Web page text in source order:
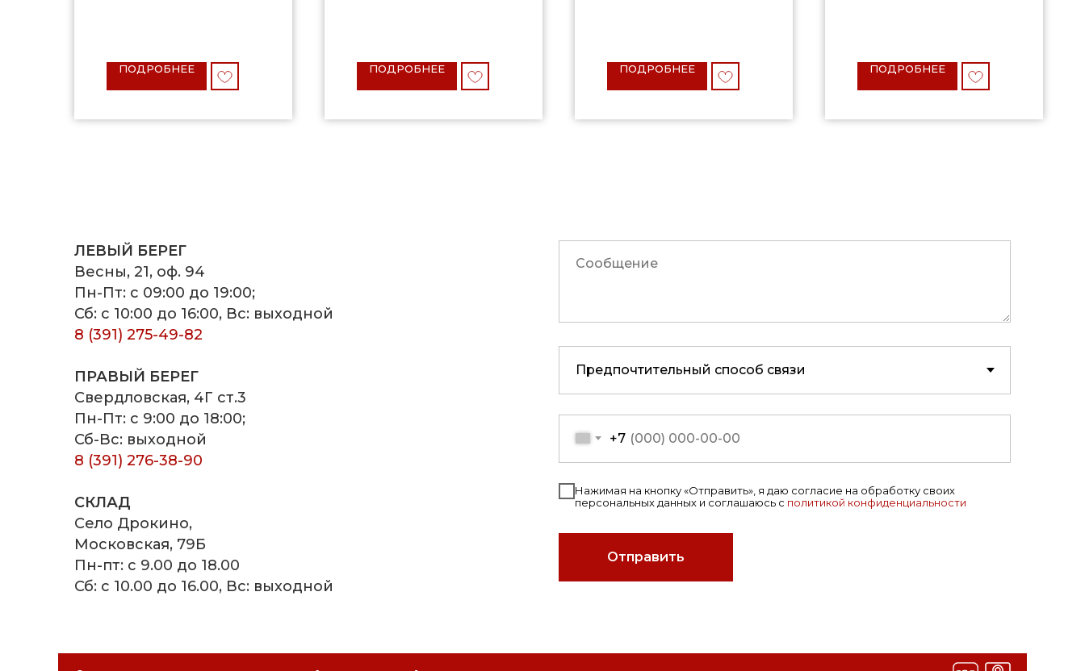
ПОДРОБНЕЕ ПОДРОБНЕЕ ПОДРОБНЕЕ ПОДРОБНЕЕ
ЛЕВЫЙ БЕРЕГ
Весны, 21, оф. 94
Пн-Пт: с 09:00 до 19:00;
Сб: с 10:00 до 16:00, Вс: выходной
8 (391) 275-49-82
ПРАВЫЙ БЕРЕГ
Свердловская, 4Г ст.3
Пн-Пт: с 9:00 до 18:00;
Сб-Вс: выходной
8 (391) 276-38-90
СКЛАД
Село Дрокино,
Московская, 79Б
Пн-пт: с 9.00 до 18.00
Сб: с 10.00 до 16.00, Вс: выходной
+7
Нажимая на кнопку «Отправить», я даю согласие на обработку своих
персональных данных и соглашаюсь с политикой конфиденциальности
Отправить